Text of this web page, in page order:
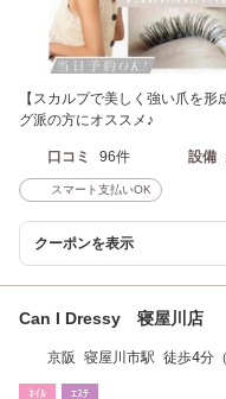
【スカルプで美しく強い爪を
グ派の方にオススメ♪
口コミ 96件 設備
スマート支払いOK
クーポンを表示
Can I Dressy 寝屋川店
京阪 寝屋川市駅 徒歩4分（
ﾈｲﾙ ｴｽﾃ